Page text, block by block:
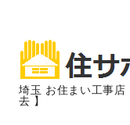
埼玉 お住まい工事店
去 】